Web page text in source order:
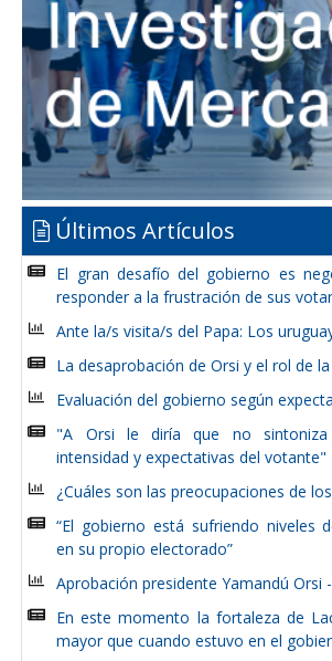
Últimos Artículos
El gran desafío del gobierno es
responder a la frustración de sus
Ante la/s visita/s del Papa: Los
La desaprobación de Orsi y el rol de
Evaluación del gobierno según
"A Orsi le diría que no
intensidad y expectativas del votante"
¿Cuáles son las preocupaciones de
“El gobierno está sufriendo niveles
en su propio electorado”
Aprobación presidente Yamandú Orsi
En este momento la fortaleza de
mayor que cuando estuvo en el